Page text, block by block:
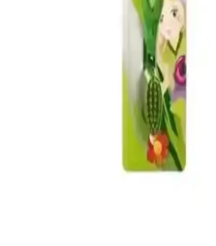
Çocuk telsizi, güvenli iletişim ve takip sağlayan
farklı modeller ve özelliklerle ebeveynlerin ve
ihtiyaçlarına uygun çözümler sunar.
Güvenli ve Eğlenceli Çocuk Makyaj
Hakkında Bilmeniz Gerekenler
Çocuklar için tasarlanmış makyaj setleri,
arada sunar. Toksik olmayan içeriklere sahip,
kolay ürünler ebeveynlerin tercihidir.
R.O.C.S. Kids Çocuk Diş Fırçası 3-7
Güvenli ve Eğlenceli Temizlik Aracı